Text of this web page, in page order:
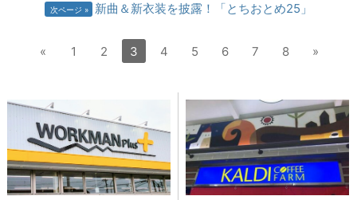
次ページ 新曲＆新衣装を披露！「とちおとめ25」
« 1 2 3 4 5 6 7 8 »